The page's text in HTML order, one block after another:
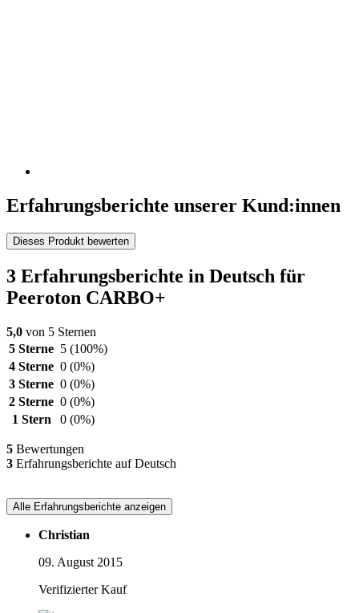
Erfahrungsberichte unserer Kund:innen
Dieses Produkt bewerten
3 Erfahrungsberichte in Deutsch für
Peeroton CARBO+
5,0 von 5 Sternen
5 Sterne 5 (100%)
4 Sterne 0 (0%)
3 Sterne 0 (0%)
2 Sterne 0 (0%)
1 Stern
0 (0%)
5 Bewertungen
3 Erfahrungsberichte auf Deutsch
Alle Erfahrungsberichte anzeigen
Christian
09. August 2015
Verifizierter Kauf